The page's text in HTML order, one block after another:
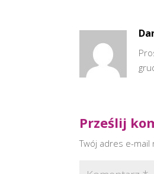
Prześlij
Twój adres e-mail